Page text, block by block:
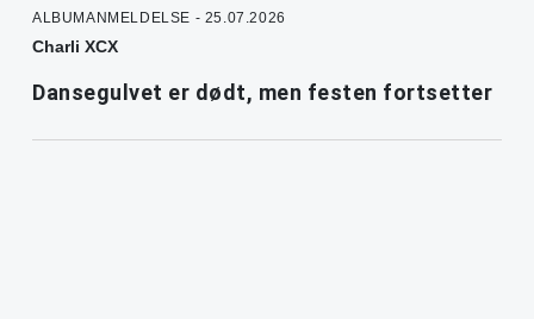
ALBUMANMELDELSE - 25.07.2026
Charli XCX
Dansegulvet er dødt, men festen fortsetter